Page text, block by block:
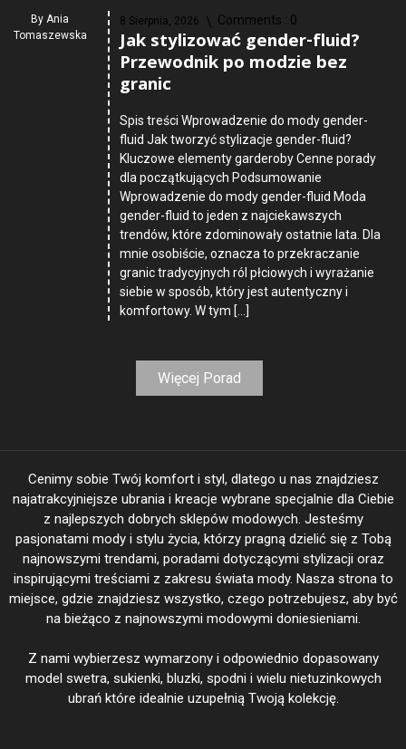
By Ania
Tomaszewska
8 Sierpnia, 2026 Comments : 0
Jak stylizować gender-fluid?
Przewodnik po modzie bez
granic
Spis treści Wprowadzenie do mody gender-
fluid Jak tworzyć stylizacje gender-fluid?
Kluczowe elementy garderoby Cenne porady
dla początkujących Podsumowanie
Wprowadzenie do mody gender-fluid Moda
gender-fluid to jeden z najciekawszych
trendów, które zdominowały ostatnie lata. Dla
mnie osobiście, oznacza to przekraczanie
granic tradycyjnych ról płciowych i wyrażanie
siebie w sposób, który jest autentyczny i
komfortowy. W tym […]
Więcej Porad
Cenimy sobie Twój komfort i styl, dlatego u nas znajdziesz
najatrakcyjniejsze ubrania i kreacje wybrane specjalnie dla Ciebie
z najlepszych dobrych sklepów modowych. Jesteśmy
pasjonatami mody i stylu życia, którzy pragną dzielić się z Tobą
najnowszymi trendami, poradami dotyczącymi stylizacji oraz
inspirującymi treściami z zakresu świata mody. Nasza strona to
miejsce, gdzie znajdziesz wszystko, czego potrzebujesz, aby być
na bieżąco z najnowszymi modowymi doniesieniami.
Z nami wybierzesz wymarzony i odpowiednio dopasowany
model swetra, sukienki, bluzki, spodni i wielu nietuzinkowych
ubrań które idealnie uzupełnią Twoją kolekcję.